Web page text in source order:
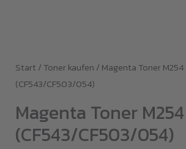
Start / Toner kaufen / Magenta Toner M254
(CF543/CF503/054)
Magenta Toner
(CF543/CF503/054)